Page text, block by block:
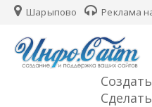
Шарыпово Реклама